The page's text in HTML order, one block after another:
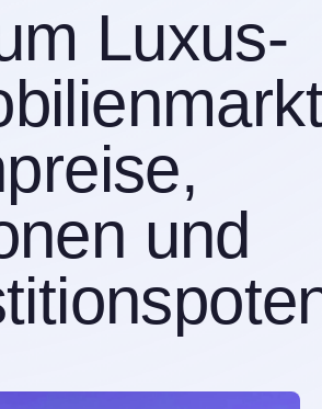
Luxus-
und